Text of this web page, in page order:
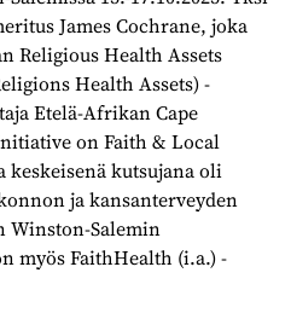
James Cochrane, joka
Religious Health Assets
Health Assets) -
Etelä-Afrikan Cape
on Faith & Local
keskeisenä kutsujana oli
ja kansanterveyden
Winston-Salemin
myös FaithHealth (i.a.) -